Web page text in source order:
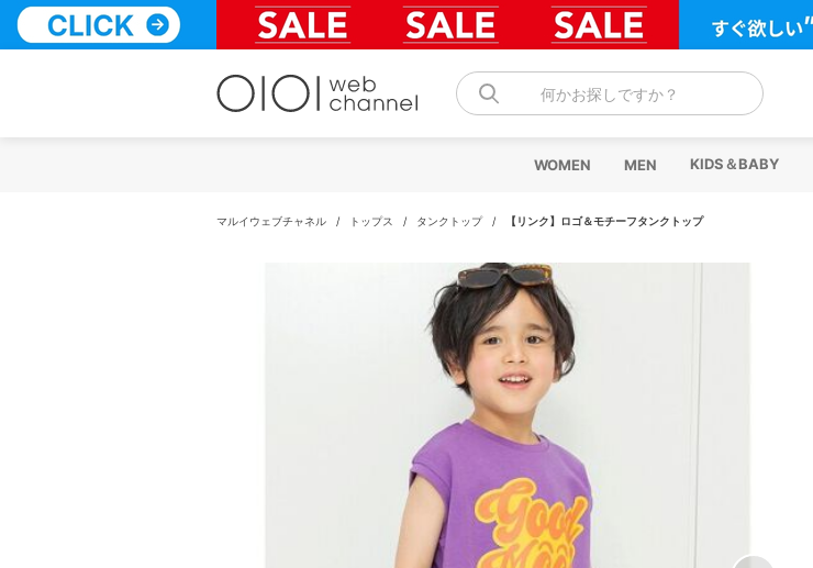
テ
何かお探しですか？
WOMEN MEN KIDS＆BABY
マルイウェブチャネル / トップス / タンクトップ / 【リンク】ロゴ＆モチーフタンクトップ